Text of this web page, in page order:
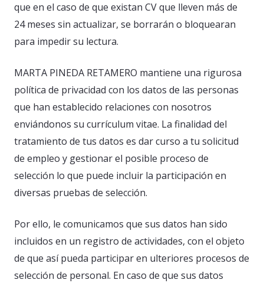
que en el caso de que existan CV que lleven más de
24 meses sin actualizar, se borrarán o bloquearan
para impedir su lectura.
MARTA PINEDA RETAMERO mantiene una rigurosa
política de privacidad con los datos de las personas
que han establecido relaciones con nosotros
enviándonos su currículum vitae. La finalidad del
tratamiento de tus datos es dar curso a tu solicitud
de empleo y gestionar el posible proceso de
selección lo que puede incluir la participación en
diversas pruebas de selección.
Por ello, le comunicamos que sus datos han sido
incluidos en un registro de actividades, con el objeto
de que así pueda participar en ulteriores procesos de
selección de personal. En caso de que sus datos